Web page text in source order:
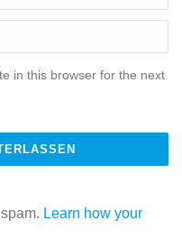
in this browser for the next
Learn how your